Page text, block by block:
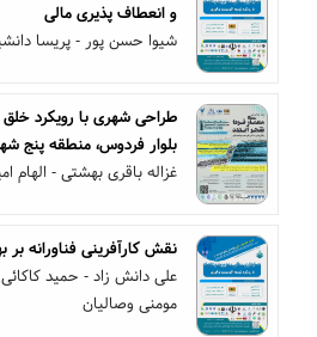
و انعطاف پذیری مالی
شیوا حسن پور - پریسا
طراحی شهری با رویکرد
بلوار فردوس، منطقه پنج
غزاله باقری بهشتی - الهام
نقش کارآفرینی فناورانه
علی دانش زاد - حمید
مومنی وصالیان